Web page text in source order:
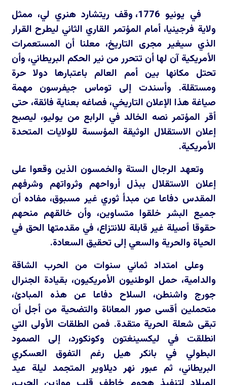
في يونيو 1776، وقف ريتشارد هنري لي، ممثل
ولاية فرجينيا، أمام المؤتمر القاري الثاني ليطرح القرار
الذي سيغير مجرى التاريخ، معلنا أن المستعمرات
الأمريكية آن لها أن تتحرر من نير الحكم البريطاني، وأن
تحتل مكانها بين أمم العالم باعتبارها دولا حرة
ومستقلة. وأسندت إلى توماس جيفرسون مهمة
صياغة هذا الإعلان التاريخي، فصاغه بعناية فائقة، حتى
أقر المؤتمر نصه الخالد في الرابع من يوليو، ليصبح
إعلان الاستقلال الوثيقة المؤسسة للولايات المتحدة
الأمريكية.
وتعهد الرجال الستة والخمسون الذين وقعوا على
إعلان الاستقلال ببذل أرواحهم وثرواتهم وشرفهم
المقدس دفاعا عن مبدأ ثوري غير مسبوق، مفاده أن
جميع البشر خلقوا متساوين، وأن خالقهم منحهم
حقوقا أصيلة غير قابلة للانتزاع، في مقدمتها الحق في
الحياة والحرية والسعي إلى تحقيق السعادة.
وعلى امتداد ثماني سنوات من الحرب الشاقة
والدامية، حمل الوطنيون الأمريكيون، بقيادة الجنرال
جورج واشنطن، السلاح دفاعا عن هذه المبادئ،
متحملين أقسى صور المعاناة والتضحية من أجل أن
تبقى شعلة الحرية متقدة. فمن الطلقات الأولى التي
انطلقت في ليكسينغتون وكونكورد، إلى الصمود
البطولي في بانكر هيل رغم التفوق العسكري
البريطاني، ثم عبور نهر ديلاوير المتجمد ليلة عيد